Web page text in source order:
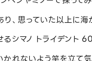
、思っていた以上に海
シマノ トライデント